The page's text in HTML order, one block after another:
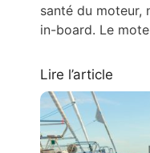
santé du moteur,
in-board. Le
Lire l’article